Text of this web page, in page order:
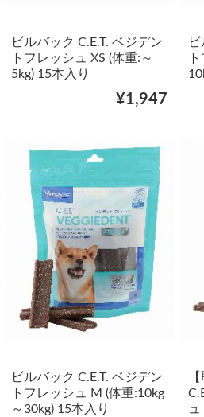
ビルバック C.E.T. ベジデン
トフレッシュ XS (体重:～
5kg) 15本入り
¥1,947
ビルバック C.E.T. ベジデン
トフレッシュ M (体重:10kg
～30kg) 15本入り